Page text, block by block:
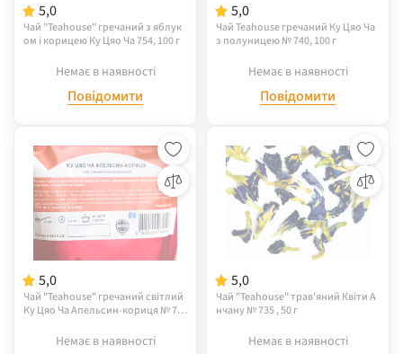
5,0
Чай "Teahouse" гречаний з яблук
ом і корицею Ку Цяо Ча 754, 100 г
Немає в наявності
Повідомити
5,0
Чай Teahouse гречаний Ку Цяо Ча
з полуницею № 740, 100 г
Немає в наявності
Повідомити
5,0
Чай "Teahouse" гречаний світлий
Ку Цяо Ча Апельсин-кориця № 73
Немає в наявності
5,0
Чай "Teahouse" трав'яний Квіти А
нчану № 735 , 50 г
Немає в наявності